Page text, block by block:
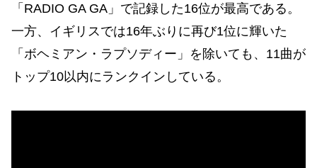
「RADIO GA GA」で記録した16位が最高である。
一方、イギリスでは16年ぶりに再び1位に輝いた
「ボヘミアン・ラプソディー」を除いても、11曲が
トップ10以内にランクインしている。